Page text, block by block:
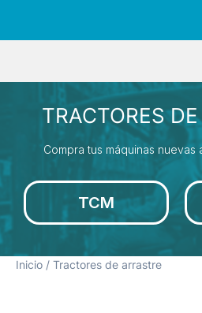
TRACTORES
Compra tus máquinas
TCM
Inicio / Tractores de arrastre